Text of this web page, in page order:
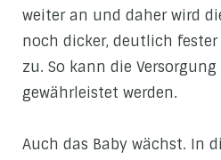
weiter an und daher wird
noch dicker, deutlich
zu. So kann die Versorgung
gewährleistet werden.
Auch das Baby wächst. In